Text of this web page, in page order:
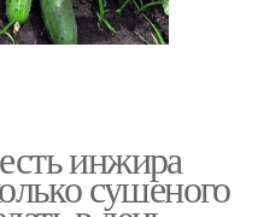
инжира
сушеного